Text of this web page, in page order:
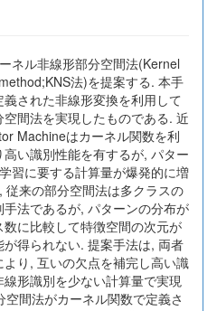
ネル非線形部分空間法(Kernel
法)を提案する. 本手
された非線形変換を利用して
間法を実現したものである. 近
Machineはカーネル関数を利
い識別性能を有するが, パター
習に要する計算量が爆発的に増
従来の部分空間法は多クラスの
法であるが, パターンの分布が
に比較して特徴空間の次元が
得られない. 提案手法は, 両者
り, 互いの欠点を補完し高い識
形識別を少ない計算量で実現
間法がカーネル関数で定義さ